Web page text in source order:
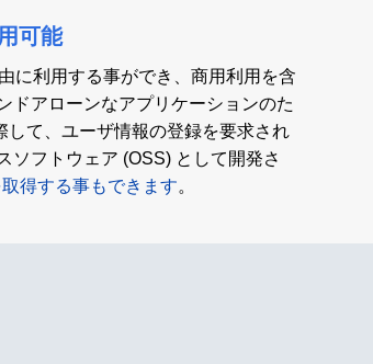
可能
に利用する事ができ、商用利用を含
ドアローンなアプリケーションのた
て、ユーザ情報の登録を要求され
ソフトウェア (OSS) として開発さ
得する事もできます。